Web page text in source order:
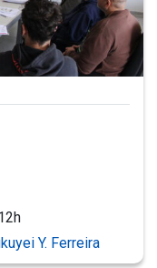
Y. Ferreira